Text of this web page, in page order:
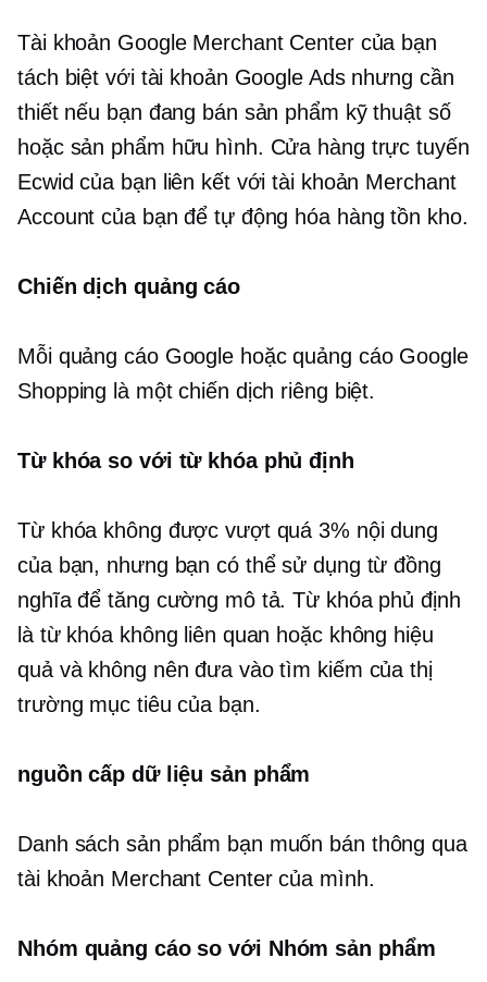
Tài khoản Google Merchant Center của bạn
tách biệt với tài khoản Google Ads nhưng cần
thiết nếu bạn đang bán sản phẩm kỹ thuật số
hoặc sản phẩm hữu hình. Cửa hàng trực tuyến
Ecwid của bạn liên kết với tài khoản Merchant
Account của bạn để tự động hóa hàng tồn kho.
Chiến dịch quảng cáo
Mỗi quảng cáo Google hoặc quảng cáo Google
Shopping là một chiến dịch riêng biệt.
Từ khóa so với từ khóa phủ định
Từ khóa không được vượt quá 3% nội dung
của bạn, nhưng bạn có thể sử dụng từ đồng
nghĩa để tăng cường mô tả. Từ khóa phủ định
là từ khóa không liên quan hoặc không hiệu
quả và không nên đưa vào tìm kiếm của thị
trường mục tiêu của bạn.
nguồn cấp dữ liệu sản phẩm
Danh sách sản phẩm bạn muốn bán thông qua
tài khoản Merchant Center của mình.
Nhóm quảng cáo so với Nhóm sản phẩm